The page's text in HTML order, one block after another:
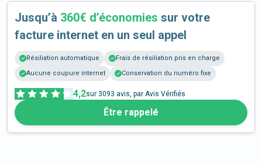
Jusqu’à 360€ d’économies sur votre
facture internet en un seul appel
Résiliation automatique
Frais de résiliation pris en charge
Aucune coupure internet
Conservation du numéro fixe
4,2sur 3093 avis, par Avis Vérifiés
Être rappelé